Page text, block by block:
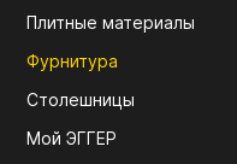
Плитные материалы
Фурнитура
Столешницы
Мой ЭГГЕР